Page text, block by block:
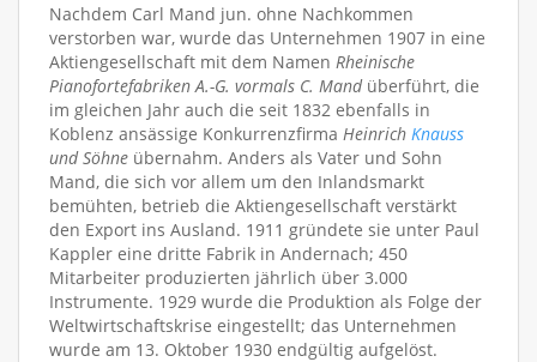
Nachdem Carl Mand jun. ohne Nachkommen
verstorben war, wurde das Unternehmen 1907 in eine
Aktiengesellschaft mit dem Namen Rheinische
Pianofortefabriken A.-G. vormals C. Mandüberführt, die
im gleichen Jahr auch die seit 1832 ebenfalls in
Koblenz ansässige Konkurrenzfirma Heinrich Knauss
und Söhne übernahm. Anders als Vater und Sohn
Mand, die sich vor allem um den Inlandsmarkt
bemühten, betrieb die Aktiengesellschaft verstärkt
den Export ins Ausland. 1911 gründete sie unter Paul
Kappler eine dritte Fabrik in Andernach; 450
Mitarbeiter produzierten jährlich über 3.000
Instrumente. 1929 wurde die Produktion als Folge der
Weltwirtschaftskrise eingestellt; das Unternehmen
wurde am 13. Oktober 1930 endgültig aufgelöst.